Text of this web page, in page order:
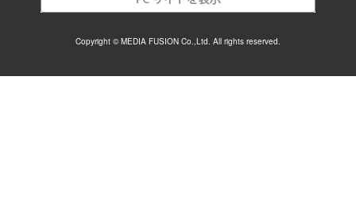
Copyright © MEDIA FUSION Co.,Ltd. All rights reserved.